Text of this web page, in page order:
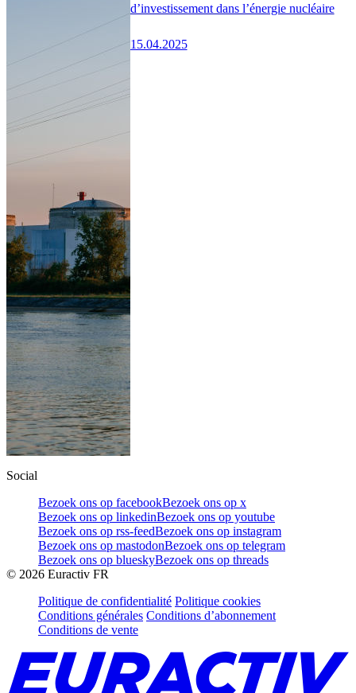
d’investissement dans l’énergie nucléaire
15.04.2025
Social
Bezoek ons op facebookBezoek ons op x
Bezoek ons op linkedinBezoek ons op youtube
Bezoek ons op rss-feedBezoek ons op instagram
Bezoek ons op mastodonBezoek ons op telegram
Bezoek ons op blueskyBezoek ons op threads
© 2026 Euractiv FR
Politique de confidentialité Politique cookies
Conditions générales Conditions d’abonnement
Conditions de vente